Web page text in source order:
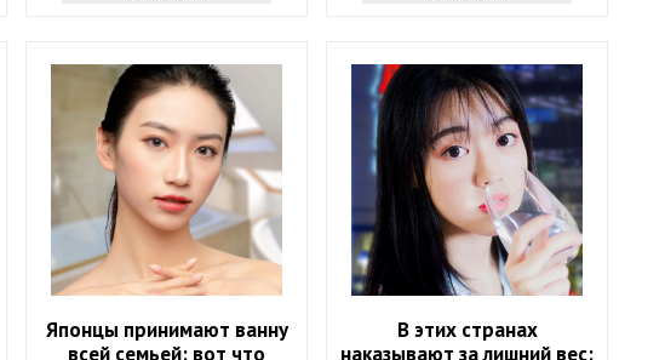
Японцы принимают ванну
всей семьей: вот что
В этих странах
наказывают за лишний вес: